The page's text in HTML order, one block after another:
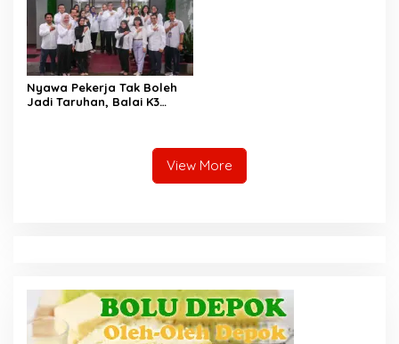
Nyawa Pekerja Tak Boleh
Jadi Taruhan, Balai K3
View More